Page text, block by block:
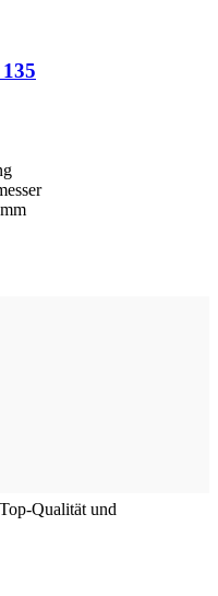
Qualität und